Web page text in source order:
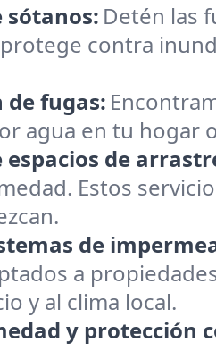
Detén las
contra
de fugas:
agua en tu hogar
de
Estos
de
a
y al clima local.
y protección